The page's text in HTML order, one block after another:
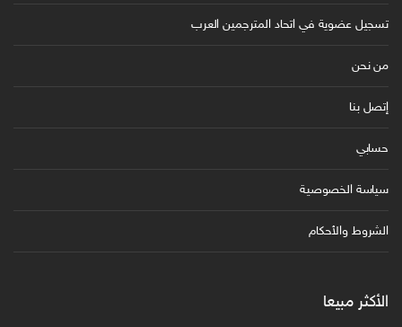
تسجيل عضوية في اتحاد المترجمين العرب
من نحن
إتصل بنا
حسابي
سياسة الخصوصية
الشروط والأحكام
الأكثر مبيعا